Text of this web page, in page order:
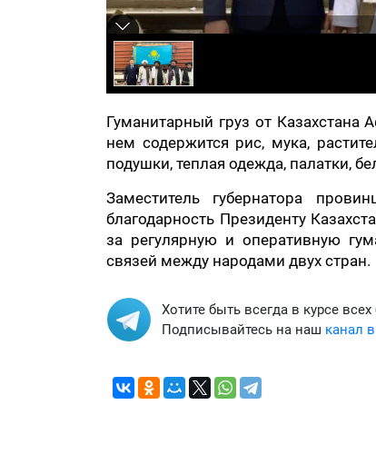
Гуманитарный груз от
нем содержится рис, мука,
подушки, теплая одежда, палатки,
Заместитель губернатора
благодарность Президенту
за регулярную и оперативную
связей между народами двух стран.
Хотите быть всегда в курсе
Подписывайтесь на наш канал